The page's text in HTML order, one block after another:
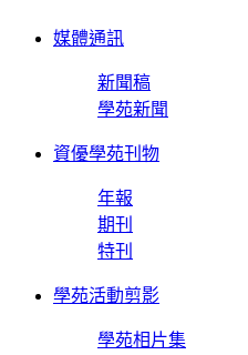
媒體通訊
新聞稿
學苑新聞
資優學苑刊物
年報
期刊
特刊
學苑活動剪影
學苑相片集